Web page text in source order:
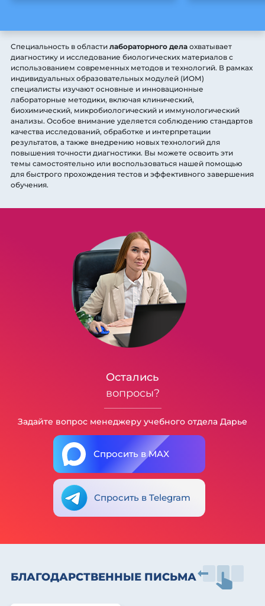
Специальность в области лабораторного дела охватывает
диагностику и исследование биологических материалов с
использованием современных методов и технологий. В рамках
индивидуальных образовательных модулей (ИОМ)
специалисты изучают основные и инновационные
лабораторные методики, включая клинический,
биохимический, микробиологический и иммунологический
анализы. Особое внимание уделяется соблюдению стандартов
качества исследований, обработке и интерпретации
результатов, а также внедрению новых технологий для
повышения точности диагностики. Вы можете освоить эти
темы самостоятельно или воспользоваться нашей помощью
для быстрого прохождения тестов и эффективного завершения
обучения.
Остались
вопросы?
Задайте вопрос менеджеру учебного отдела Дарье
Спросить в MAX
Спросить в Telegram
БЛАГОДАРСТВЕННЫЕ ПИСЬМА